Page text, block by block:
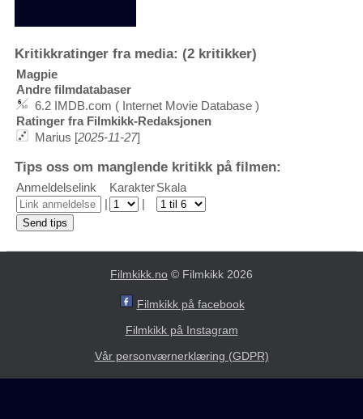
Kritikkratinger fra media: (2 kritikker)
Magpie
Andre filmdatabaser
6.2 IMDB.com ( Internet Movie Database )
Ratinger fra Filmkikk-Redaksjonen
Marius [2025-11-27]
Tips oss om manglende kritikk på filmen:
Anmeldelselink KarakterSkala
|
|
Filmkikk.no © Filmkikk 2026
Filmkikk på facebook
Filmkikk på Instagram
Vår personværnerklæring (GDPR)